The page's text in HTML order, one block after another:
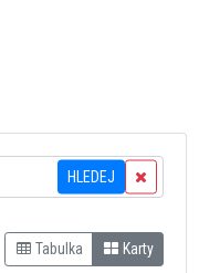
HLEDEJ
Tabulka Karty